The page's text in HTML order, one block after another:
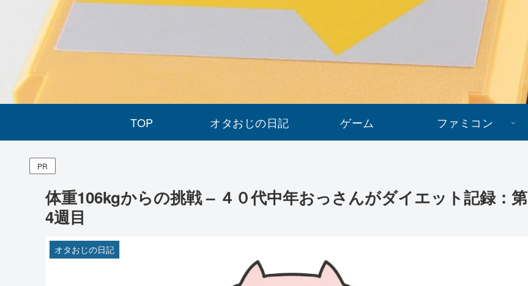
TOP オタおじの日記 ゲーム ファミコン
PR
体重106kgからの挑戦 – ４０代中年おっさんがダイエット記録：第
4週目
オタおじの日記